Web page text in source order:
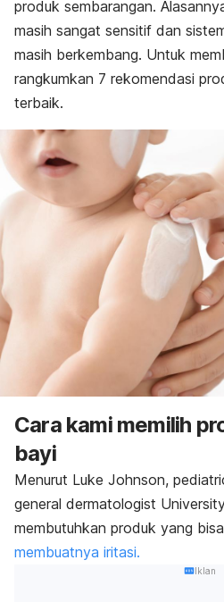
produk sembarangan.
masih sangat sensitif dan
masih berkembang. Untuk
rangkumkan 7 rekomendasi
terbaik.
Cara kami memilih
bayi
Menurut Luke Johnson,
general dermatologist
membutuhkan produk yang bisa
membuatnya iritasi.
Iklan